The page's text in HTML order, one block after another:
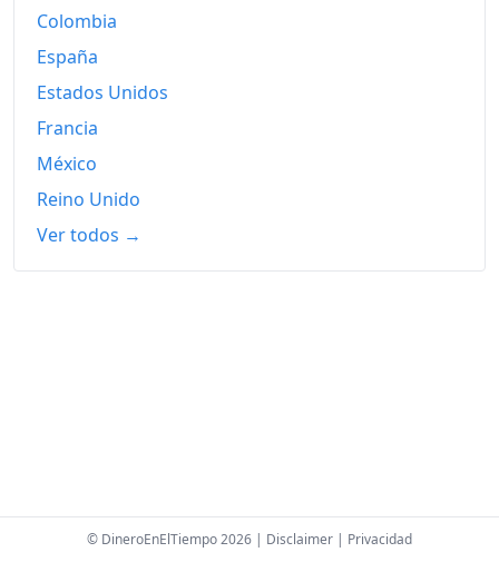
Hoy
Colombia
España
Estados Unidos
Francia
México
Reino Unido
Ver todos →
© DineroEnElTiempo 2026 | Disclaimer | Privacidad